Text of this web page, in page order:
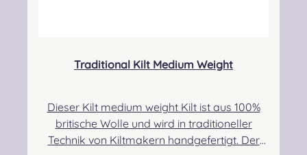
Traditional Kilt Medium Weight
Dieser Kilt medium weight Kilt ist aus 100%
britische Wolle und wird in traditioneller
Technik von Kiltmakern handgefertigt. Der